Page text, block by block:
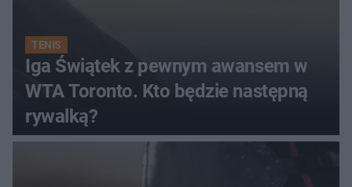
TENIS
Iga Świątek z pewnym awansem w
WTA Toronto. Kto będzie następną
rywalką?